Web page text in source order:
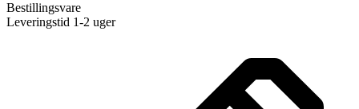
Bestillingsvare
Leveringstid 1-2 uger